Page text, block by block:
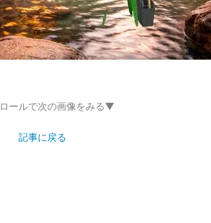
ールで次の画像をみる▼
記事に戻る